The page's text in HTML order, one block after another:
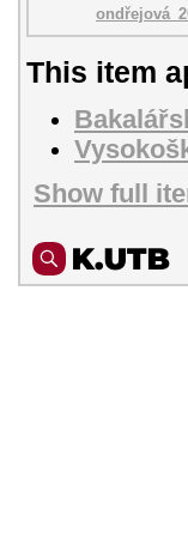
This item
Show full